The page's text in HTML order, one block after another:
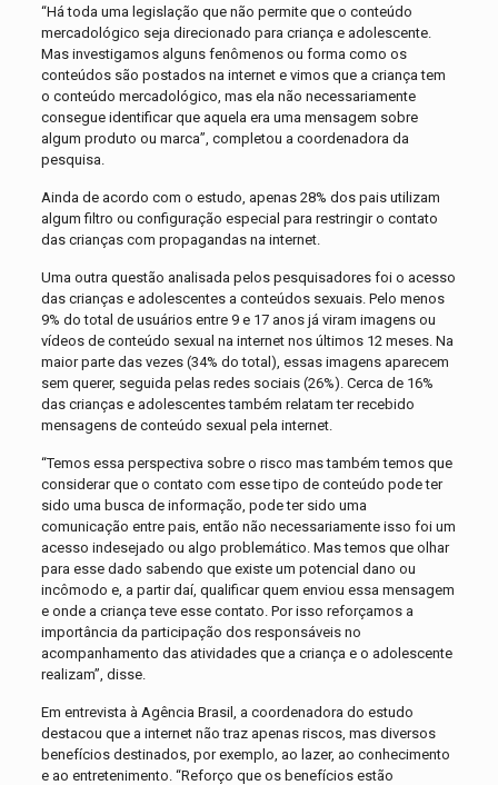
“Há toda uma legislação que não permite que o conteúdo
mercadológico seja direcionado para criança e adolescente.
Mas investigamos alguns fenômenos ou forma como os
conteúdos são postados na internet e vimos que a criança tem
o conteúdo mercadológico, mas ela não necessariamente
consegue identificar que aquela era uma mensagem sobre
algum produto ou marca”, completou a coordenadora da
pesquisa.
Ainda de acordo com o estudo, apenas 28% dos pais utilizam
algum filtro ou configuração especial para restringir o contato
das crianças com propagandas na internet.
Uma outra questão analisada pelos pesquisadores foi o acesso
das crianças e adolescentes a conteúdos sexuais. Pelo menos
9% do total de usuários entre 9 e 17 anos já viram imagens ou
vídeos de conteúdo sexual na internet nos últimos 12 meses. Na
maior parte das vezes (34% do total), essas imagens aparecem
sem querer, seguida pelas redes sociais (26%). Cerca de 16%
das crianças e adolescentes também relatam ter recebido
mensagens de conteúdo sexual pela internet.
“Temos essa perspectiva sobre o risco mas também temos que
considerar que o contato com esse tipo de conteúdo pode ter
sido uma busca de informação, pode ter sido uma
comunicação entre pais, então não necessariamente isso foi um
acesso indesejado ou algo problemático. Mas temos que olhar
para esse dado sabendo que existe um potencial dano ou
incômodo e, a partir daí, qualificar quem enviou essa mensagem
e onde a criança teve esse contato. Por isso reforçamos a
importância da participação dos responsáveis no
acompanhamento das atividades que a criança e o adolescente
realizam”, disse.
Em entrevista à Agência Brasil, a coordenadora do estudo
destacou que a internet não traz apenas riscos, mas diversos
benefícios destinados, por exemplo, ao lazer, ao conhecimento
e ao entretenimento. “Reforço que os benefícios estão